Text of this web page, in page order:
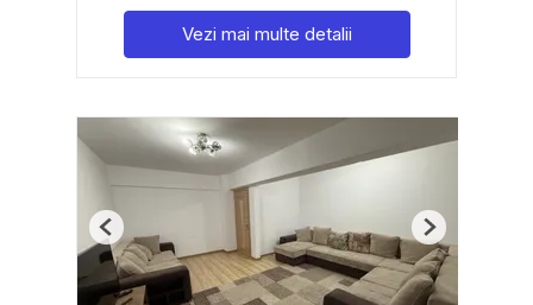
Vezi mai multe detalii
Previous Next